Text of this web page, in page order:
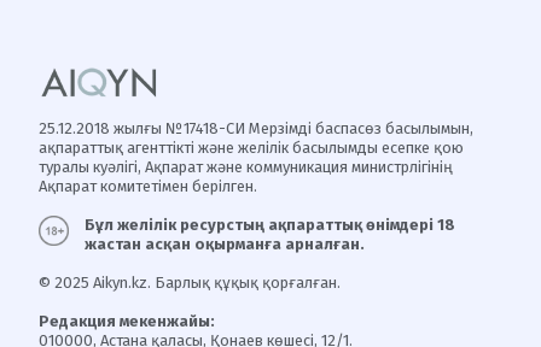
25.12.2018 жылғы №17418-СИ Мерзімді баспасөз басылымын,
ақпараттық агенттікті және желілік басылымды есепке қою
туралы куәлігі, Ақпарат және коммуникация министрлігінің
Ақпарат комитетімен берілген.
Бұл желілік ресурстың ақпараттық өнімдері 18
жастан асқан оқырманға арналған.
© 2025 Aikyn.kz. Барлық құқық қорғалған.
Редакция мекенжайы:
010000, Астана қаласы, Қонаев көшесі, 12/1.